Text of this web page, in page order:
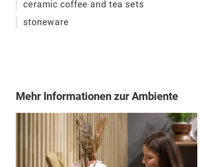
ceramic coffee and tea sets
stoneware
Mehr Informationen zur Ambiente